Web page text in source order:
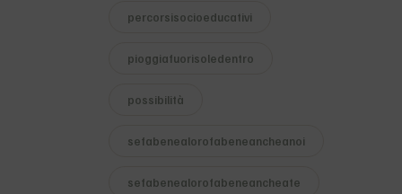
percorsisocioeducativi
pioggiafuorisoledentro
possibilità
sefabenealorofabeneancheanoi
sefabenealorofabeneancheate